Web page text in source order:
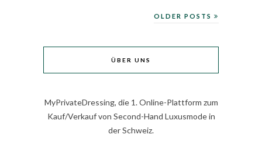
OLDER POSTS
ÜBER UNS
MyPrivateDressing, die 1. Online-Plattform zum
Kauf/Verkauf von Second-Hand Luxusmode in
der Schweiz.